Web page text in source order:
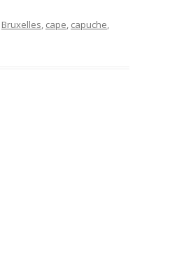
Bruxelles cape capuche